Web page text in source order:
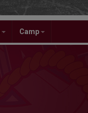
Camp